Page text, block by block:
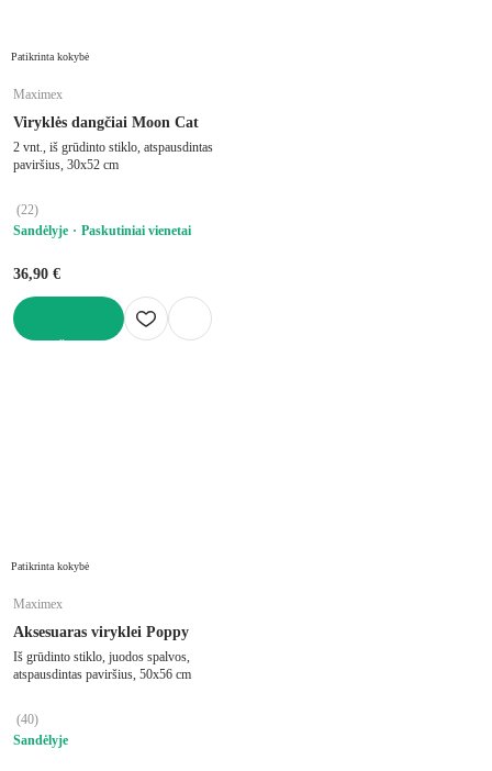
Patikrinta kokybė
Maximex
Viryklės dangčiai Moon Cat
2 vnt., iš grūdinto stiklo, atspausdintas
paviršius, 30x52 cm
(22)
Sandėlyje
Paskutiniai vienetai
36,90 €
Patikrinta kokybė
Maximex
Aksesuaras viryklei Poppy
Iš grūdinto stiklo, juodos spalvos,
atspausdintas paviršius, 50x56 cm
(40)
Sandėlyje